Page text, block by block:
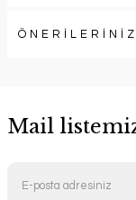
ÖNERİLERİNİZ
Mail